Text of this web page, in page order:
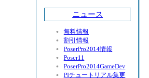
ニュース
無料情報
割引情報
PoserPro2014情報
Poser11
PoserPro2014GameDev
PIチュートリアル集更